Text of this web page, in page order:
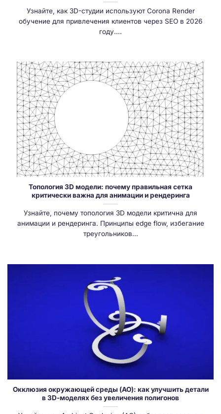
Узнайте, как 3D-студии используют Corona Render
обучение для привлечения клиентов через SEO в 2026
году....
Топология 3D модели: почему правильная сетка
критически важна для анимации и рендеринга
Узнайте, почему топология 3D модели критична для
анимации и рендеринга. Принципы edge flow, избегание
треугольников...
Окклюзия окружающей среды (AO): как улучшить детали
в 3D-моделях без увеличения полигонов